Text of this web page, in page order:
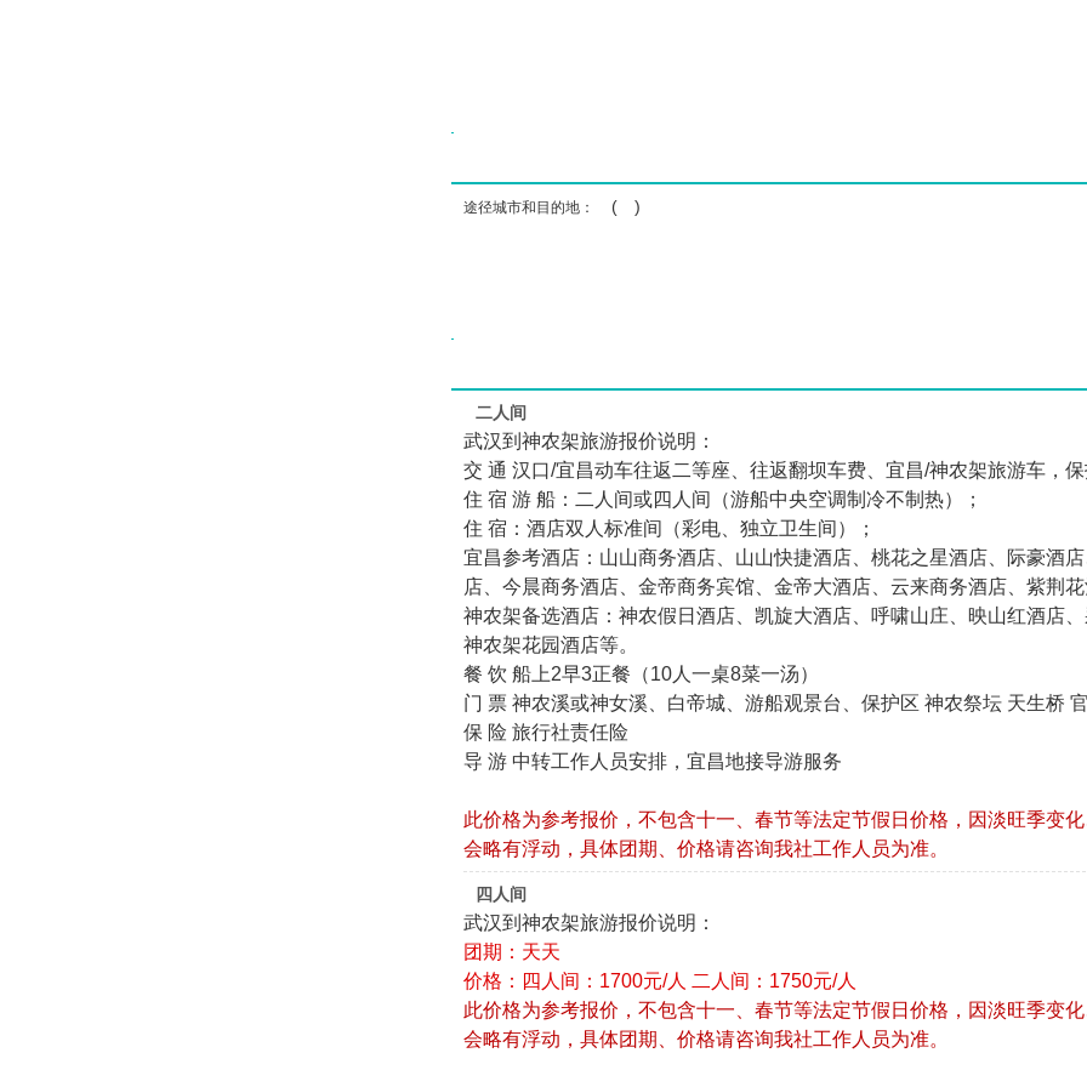
途径城市和目的地： ( )
二人间
武汉到神农架旅游报价说明：
交 通 汉口/宜昌动车往返二等座、往返翻坝车费、宜昌/神农架旅游车，保
住 宿 游 船：二人间或四人间（游船中央空调制冷不制热）；
住 宿：酒店双人标准间（彩电、独立卫生间）；
宜昌参考酒店：山山商务酒店、山山快捷酒店、桃花之星酒店、际豪酒
店、今晨商务酒店、金帝商务宾馆、金帝大酒店、云来商务酒店、紫荆花
神农架备选酒店：神农假日酒店、凯旋大酒店、呼啸山庄、映山红酒店
神农架花园酒店等。
餐 饮 船上2早3正餐（10人一桌8菜一汤）
门 票 神农溪或神女溪、白帝城、游船观景台、保护区 神农祭坛 天生桥
保 险 旅行社责任险
导 游 中转工作人员安排，宜昌地接导游服务
此价格为参考报价，不包含十一、春节等法定节假日价格，因淡旺季变
会略有浮动，具体团期、价格请咨询我社工作人员为准。
四人间
武汉到神农架旅游报价说明：
团期：天天
价格：四人间：1700元/人 二人间：1750元/人
此价格为参考报价，不包含十一、春节等法定节假日价格，因淡旺季变
会略有浮动，具体团期、价格请咨询我社工作人员为准。